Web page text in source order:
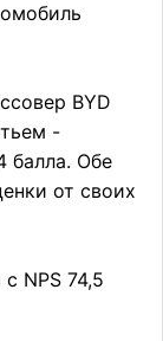
BYD
-
балла. Обе
от своих
NPS 74,5